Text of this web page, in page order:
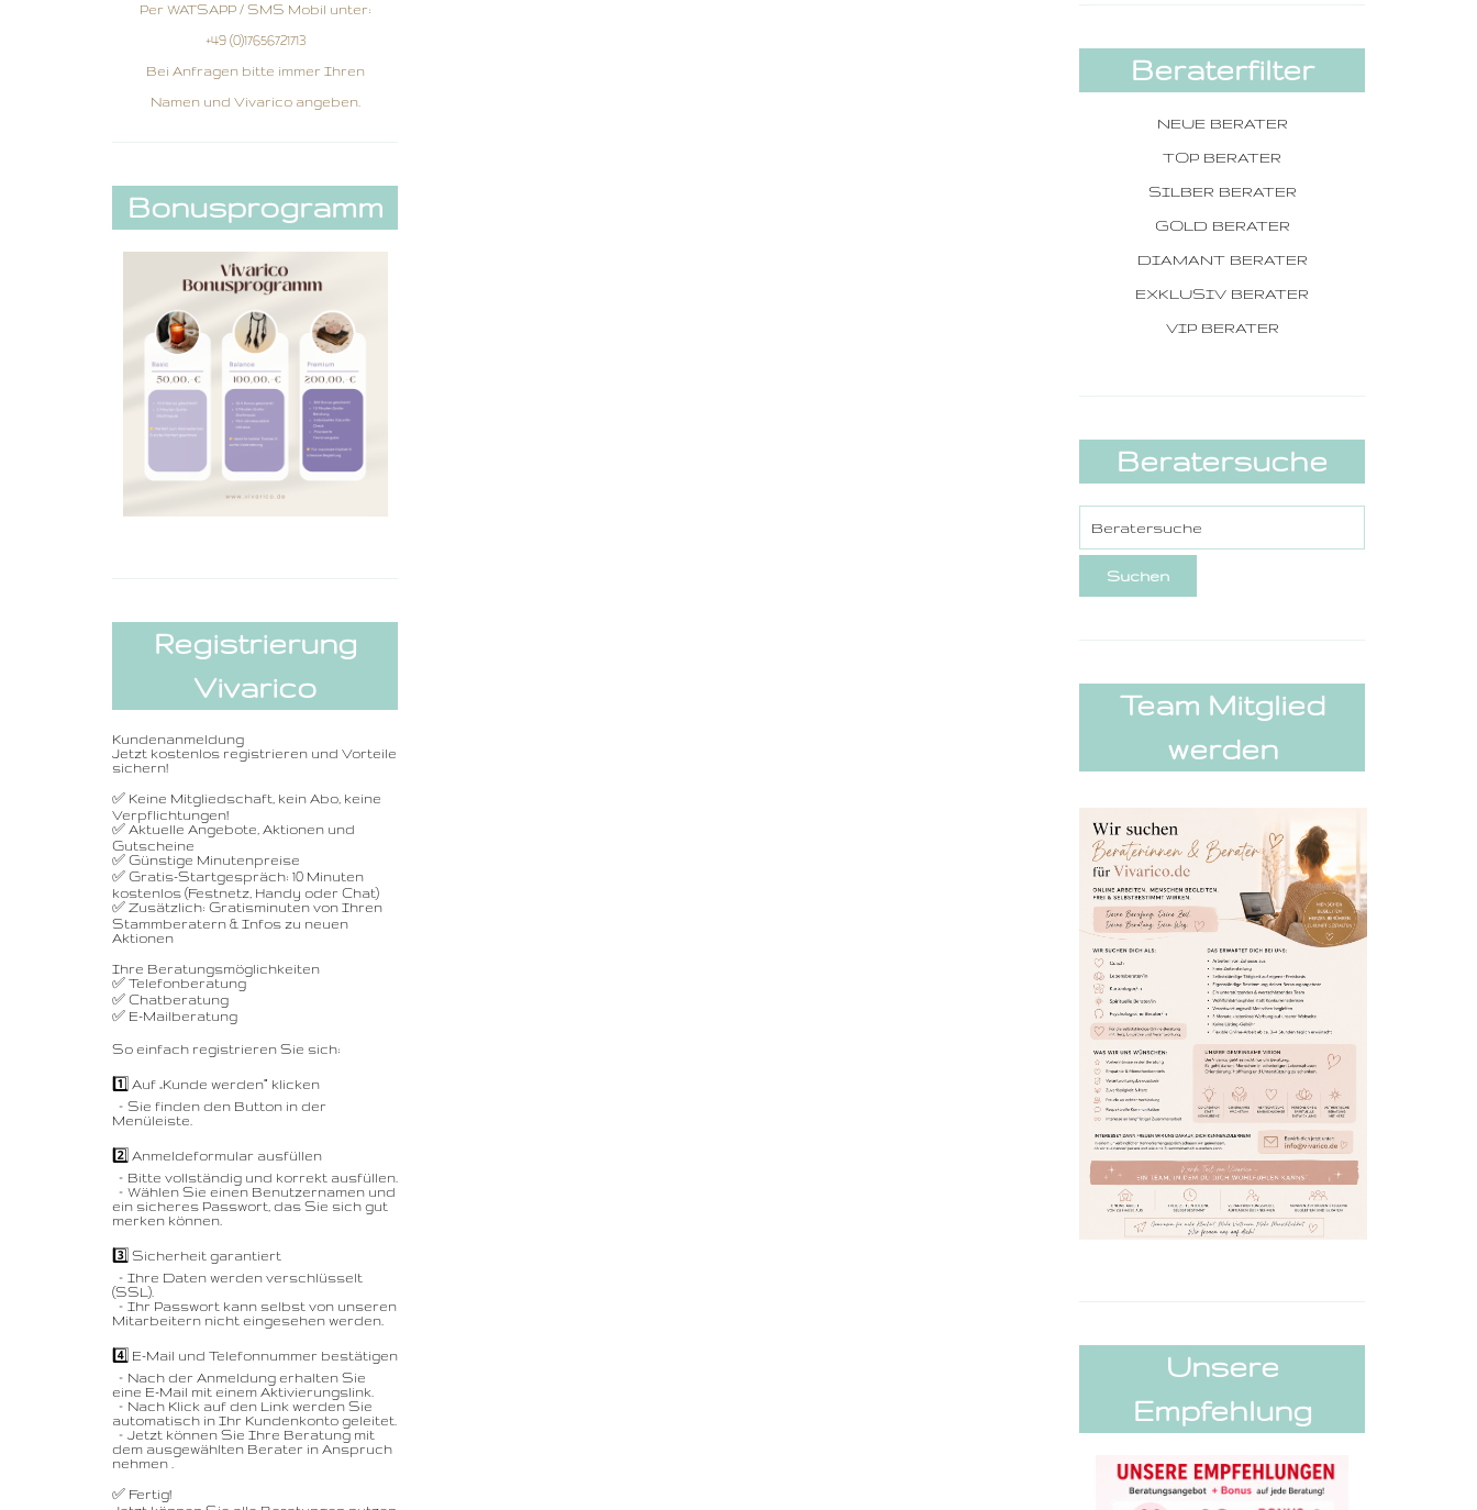
Per WATSAPP / SMS Mobil unter:
+49 (0)17656721713
Bei Anfragen bitte immer Ihren
Namen und Vivarico angeben.
Bonusprogramm
Registrierung
Vivarico
Kundenanmeldung
Jetzt kostenlos registrieren und Vorteile
sichern!
✅ Keine Mitgliedschaft, kein Abo, keine
Verpflichtungen!
✅ Aktuelle Angebote, Aktionen und
Gutscheine
✅ Günstige Minutenpreise
✅ Gratis-Startgespräch: 10 Minuten
kostenlos (Festnetz, Handy oder Chat)
✅ Zusätzlich: Gratisminuten von Ihren
Stammberatern & Infos zu neuen
Aktionen
Ihre Beratungsmöglichkeiten
✅ Telefonberatung
✅ Chatberatung
✅ E-Mailberatung
So einfach registrieren Sie sich:
1️⃣ Auf „Kunde werden“ klicken
– Sie finden den Button in der
Menüleiste.
2️⃣ Anmeldeformular ausfüllen
– Bitte vollständig und korrekt ausfüllen.
– Wählen Sie einen Benutzernamen und
ein sicheres Passwort, das Sie sich gut
merken können.
3️⃣ Sicherheit garantiert
– Ihre Daten werden verschlüsselt
(SSL).
– Ihr Passwort kann selbst von unseren
Mitarbeitern nicht eingesehen werden.
4️⃣ E-Mail und Telefonnummer bestätigen
– Nach der Anmeldung erhalten Sie
eine E-Mail mit einem Aktivierungslink.
– Nach Klick auf den Link werden Sie
automatisch in Ihr Kundenkonto geleitet.
– Jetzt können Sie Ihre Beratung mit
dem ausgewählten Berater in Anspruch
nehmen .
✅ Fertig!
Beraterfilter
NEUE BERATER
TOP BERATER
SILBER BERATER
GOLD BERATER
DIAMANT BERATER
EXKLUSIV BERATER
VIP BERATER
Beratersuche
Team Mitglied
werden
Unsere
Empfehlung